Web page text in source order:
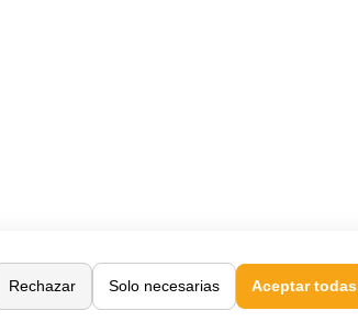
Confianza y seguridad
Rechazar Solo necesarias Aceptar todas